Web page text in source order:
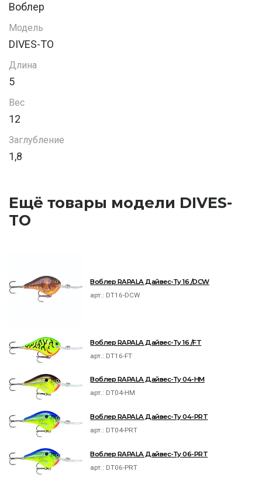
Воблер
Модель
DIVES-TO
Длина
5
Вес
12
Заглубление
1,8
Ещё товары модели DIVES-
TO
Воблер RAPALA Дайвес-Ту 16 /DCW
арт.: DT16-DCW
Воблер RAPALA Дайвес-Ту 16 /FT
арт.: DT16-FT
Воблер RAPALA Дайвес-Ту 04-HM
арт.: DT04-HM
Воблер RAPALA Дайвес-Ту 04-PRT
арт.: DT04-PRT
Воблер RAPALA Дайвес-Ту 06-PRT
арт.: DT06-PRT